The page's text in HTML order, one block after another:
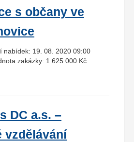
s občany ve
nabídek: 19. 08. 2020 09:00
zakázky: 1 625 000 Kč
DC a.s. –
vzdělávání